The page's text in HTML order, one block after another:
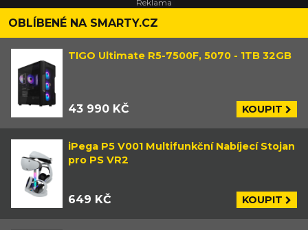
OBLÍBENÉ NA SMARTY.CZ
TIGO Ultimate R5-7500F, 5070 - 1TB 32GB
43 990 KČ KOUPIT
iPega P5 V001 Multifunkční Nabíjecí Stojan
pro PS VR2
649 KČ KOUPIT